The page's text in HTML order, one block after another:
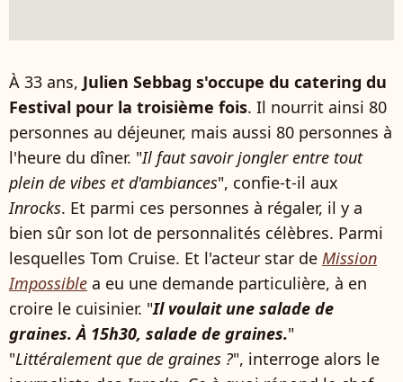
À 33 ans, Julien Sebbag s'occupe du catering du
Festival pour la troisième fois. Il nourrit ainsi 80
personnes au déjeuner, mais aussi 80 personnes à
l'heure du dîner. "Il faut savoir jongler entre tout
plein de vibes et d'ambiances", confie-t-il aux
Inrocks. Et parmi ces personnes à régaler, il y a
bien sûr son lot de personnalités célèbres. Parmi
lesquelles Tom Cruise. Et l'acteur star de Mission
Impossible a eu une demande particulière, à en
croire le cuisinier. "Il voulait une salade de
graines. À 15h30, salade de graines."
"Littéralement que de graines ?", interroge alors le